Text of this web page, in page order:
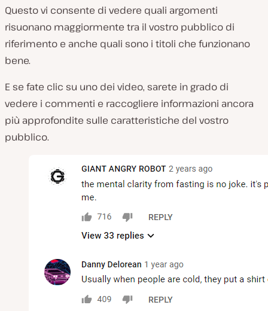
Questo vi consente di vedere quali argomenti
risuonano maggiormente tra il vostro pubblico di
riferimento e anche quali sono i titoli che funzionano
bene.
E se fate clic su uno dei video, sarete in grado di
vedere i commenti e raccogliere informazioni ancora
più approfondite sulle caratteristiche del vostro
pubblico.